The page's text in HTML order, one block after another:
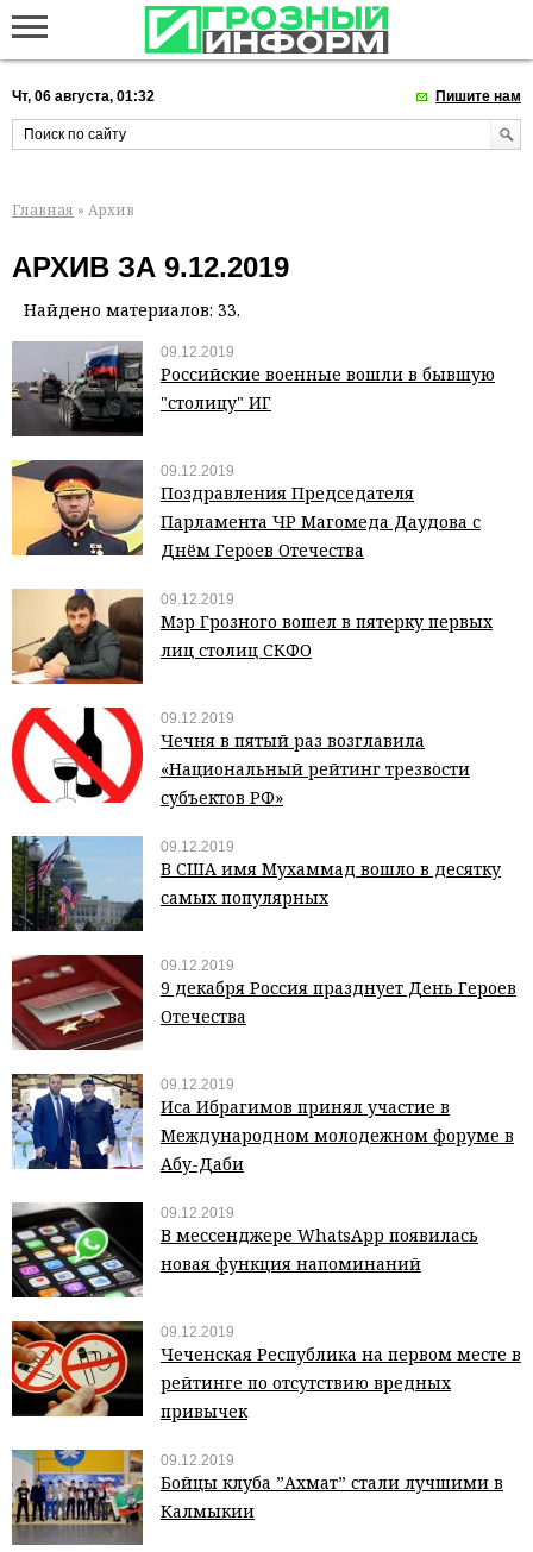
Чт, 06 августа, 01:32 Пишите нам
Главная » Архив
АРХИВ ЗА 9.12.2019
Найдено материалов: 33.
09.12.2019
Российские военные вошли в бывшую
"столицу" ИГ
09.12.2019
Поздравления Председателя
Парламента ЧР Магомеда Даудова с
Днём Героев Отечества
09.12.2019
Мэр Грозного вошел в пятерку первых
лиц столиц СКФО
09.12.2019
Чечня в пятый раз возглавила
«Национальный рейтинг трезвости
субъектов РФ»
09.12.2019
В США имя Мухаммад вошло в десятку
самых популярных
09.12.2019
9 декабря Россия празднует День Героев
Отечества
09.12.2019
Иса Ибрагимов принял участие в
Международном молодежном форуме в
Абу-Даби
09.12.2019
В мессенджере WhatsApp появилась
новая функция напоминаний
09.12.2019
Чеченская Республика на первом месте в
рейтинге по отсутствию вредных
привычек
09.12.2019
Бойцы клуба ”Ахмат” стали лучшими в
Калмыкии